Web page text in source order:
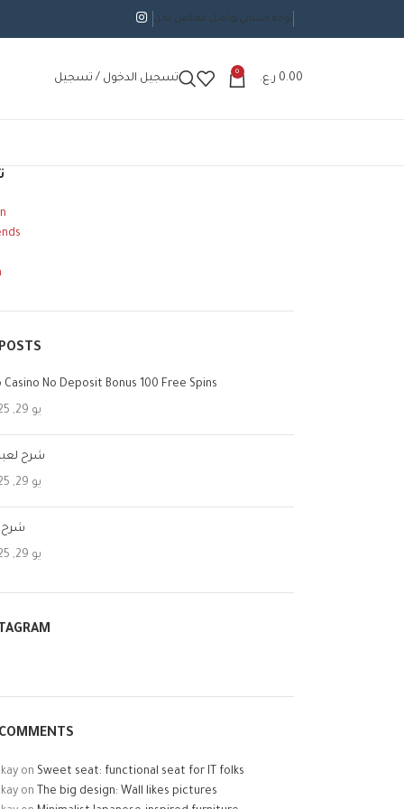
من نحنتواصل معنالوحة حسابي
تسجيل الدخول / تسجيل
0
0.00 ر.ع.
No Deposit Bonus 100 Free Spins
يو 29, 2025
شرح
يو 29, 2025
شرح
يو 29, 2025
on Sweet seat: functional seat for IT folks
on The big design: Wall likes pictures